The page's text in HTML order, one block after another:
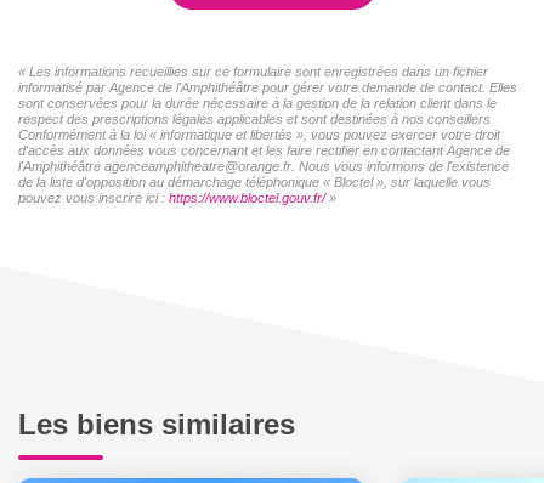
« Les informations recueillies sur ce formulaire sont enregistrées dans un fichier
informatisé par Agence de l'Amphithéâtre pour gérer votre demande de contact. Elles
sont conservées pour la durée nécessaire à la gestion de la relation client dans le
respect des prescriptions légales applicables et sont destinées à nos conseillers
Conformément à la loi « informatique et libertés », vous pouvez exercer votre droit
d'accès aux données vous concernant et les faire rectifier en contactant Agence de
l'Amphithéâtre agenceamphitheatre@orange.fr. Nous vous informons de l'existence
de la liste d'opposition au démarchage téléphonique « Bloctel », sur laquelle vous
pouvez vous inscrire ici : https://www.bloctel.gouv.fr/»
Les biens similaires